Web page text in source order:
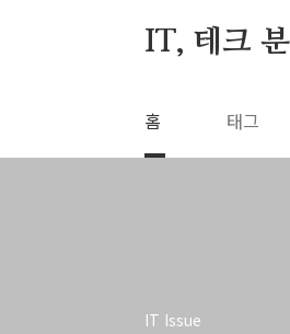
IT, 테크
홈 태그
IT Issue